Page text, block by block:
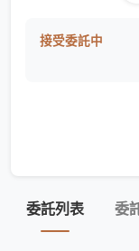
接受委託中
委託列表 委